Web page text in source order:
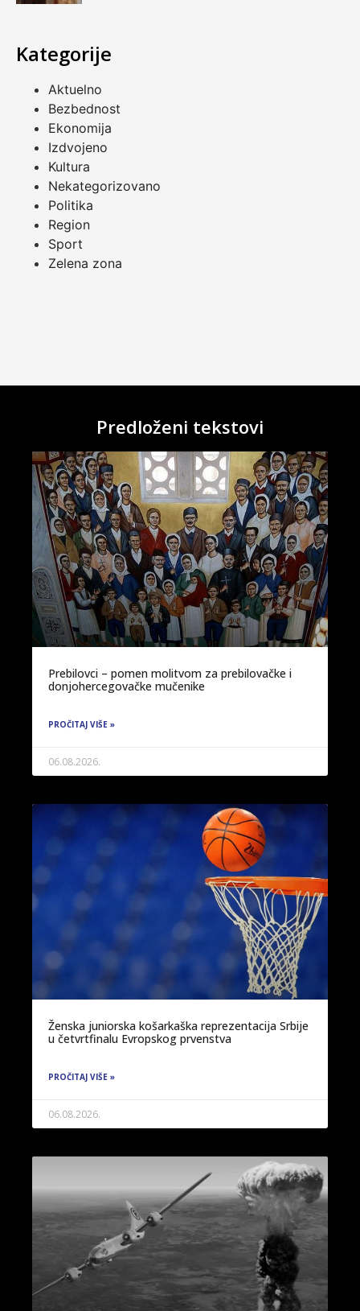
Kategorije
Aktuelno
Bezbednost
Ekonomija
Izdvojeno
Kultura
Nekategorizovano
Politika
Region
Sport
Zelena zona
Predloženi tekstovi
Prebilovci – pomen molitvom za prebilovačke i
donjohercegovačke mučenike
PROČITAJ VIŠE »
06.08.2026.
Ženska juniorska košarkaška reprezentacija Srbije
u četvrtfinalu Evropskog prvenstva
PROČITAJ VIŠE »
06.08.2026.